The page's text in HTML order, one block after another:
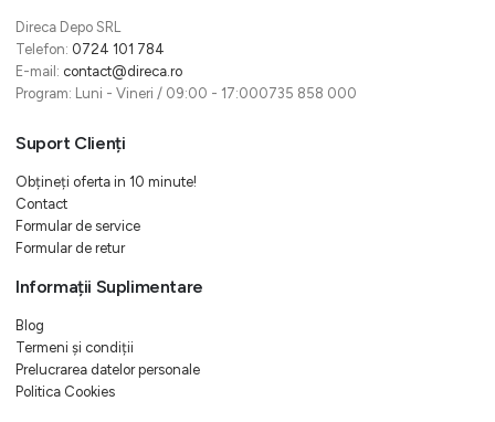
Direca Depo SRL
Telefon: 0724 101 784
E-mail: contact@direca.ro
Program: Luni - Vineri / 09:00 - 17:000735 858 000
Suport Clienți
Obțineți oferta in 10 minute!
Contact
Formular de service
Formular de retur
Informații Suplimentare
Blog
Termeni și condiții
Prelucrarea datelor personale
Politica Cookies